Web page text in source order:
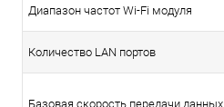
Диапазон частот Wi-Fi модуля
Количество LAN портов
Базовая скорость передачи данных